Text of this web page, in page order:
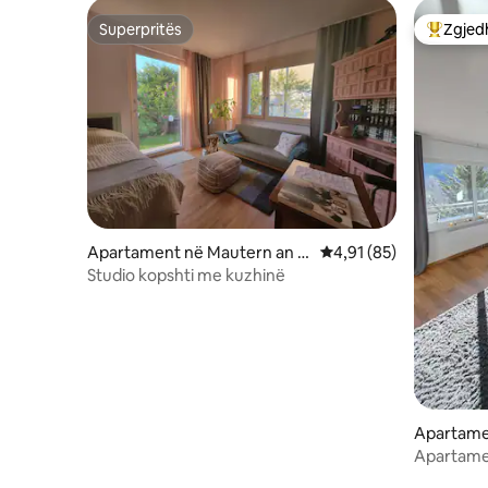
Superpritës
Superpritës
Apartament në Mautern an d
er Donau
Vlerësimi mesatar
4,91 (85)
Studio kopshti me kuzhinë
Më të